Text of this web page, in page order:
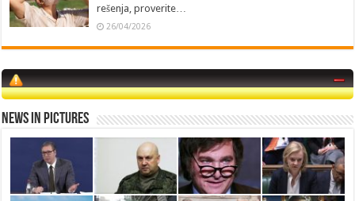
rešenja, proverite…
26/04/2026
News in Pictures